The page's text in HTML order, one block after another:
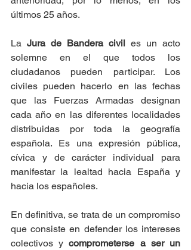
últimos 25 años.
La Jura de Bandera civil es un acto
solemne en el que todos los
ciudadanos pueden participar. Los
civiles pueden hacerlo en las fechas
que las Fuerzas Armadas designan
cada año en las diferentes localidades
distribuidas por toda la geografía
española. Es una expresión pública,
cívica y de carácter individual para
manifestar la lealtad hacia España y
hacia los españoles.
En definitiva, se trata de un compromiso
que consiste en defender los intereses
colectivos y comprometerse a ser un